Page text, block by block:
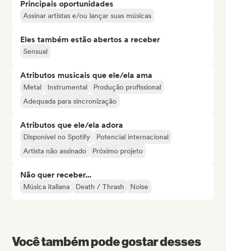
Principais oportunidades
Assinar artistas e/ou lançar suas músicas
Eles também estão abertos a receber
Sensual
Atributos musicais que ele/ela ama
Metal Instrumental
Produção profissional
Adequada para sincronização
Atributos que ele/ela adora
Disponível no Spotify
Potencial internacional
Artista não assinado
Próximo projeto
Não quer receber...
Música italiana Death / Thrash Noise
Você também pode gostar desses